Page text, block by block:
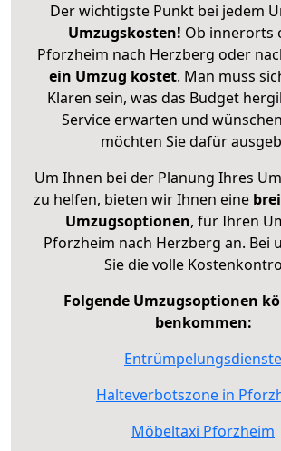
Der wichtigste Punkt bei jedem
Umzugskosten! Ob innerorts
Pforzheim nach Herzberg oder
ein Umzug kostet. Man muss
Klaren sein, was das Budget
Service erwarten und wünschen
möchten Sie dafür
Um Ihnen bei der Planung Ihres
zu helfen, bieten wir Ihnen eine
Umzugsoptionen, für Ihren
Pforzheim nach Herzberg an. Bei
Sie die volle
Folgende Umzugsoptionen
benkommen:
Entrümpelungsdienste
Halteverbotszone in
Möbeltaxi Pforzheim